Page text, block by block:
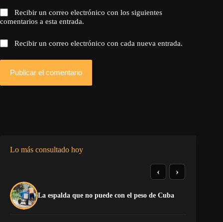
Recibir un correo electrónico con los siguientes
comentarios a esta entrada.
Recibir un correo electrónico con cada nueva entrada.
Publicar el comentario
Lo más consultado hoy
La espalda que no puede con el peso de Cuba
‹ ›